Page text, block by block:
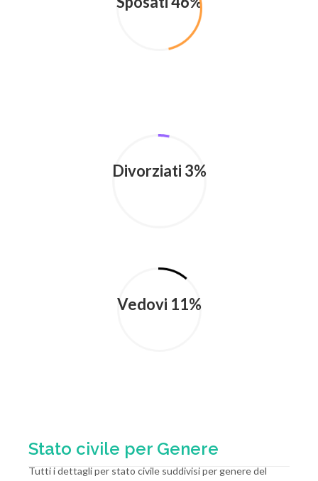
Divorziati 3%
Vedovi 11%
Stato civile per Genere
Tutti i dettagli per stato civile suddivisi per genere del